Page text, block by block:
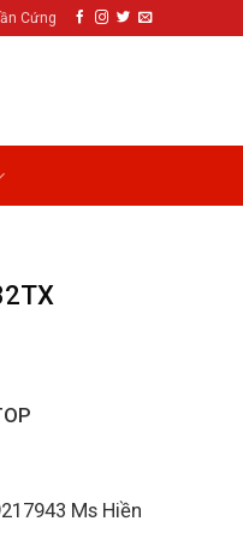
Cứng
Ms Hiền